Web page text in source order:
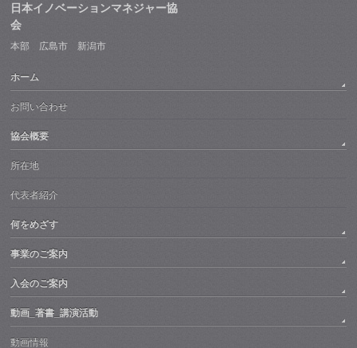
日本イノベーションマネジャー協
会
本部 広島市 新潟市
ホーム
お問い合わせ
協会概要
所在地
代表者紹介
何をめざす
事業のご案内
入会のご案内
動画_著書_講演活動
動画情報